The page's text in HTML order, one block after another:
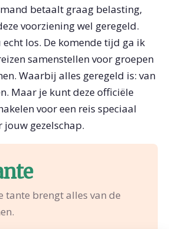
betaalt graag belasting,
voorziening wel geregeld.
los. De komende tijd ga ik
samenstellen voor groepen
Waarbij alles geregeld is: van
Maar je kunt deze officiële
voor een reis speciaal
jouw gezelschap.
tante brengt alles van de